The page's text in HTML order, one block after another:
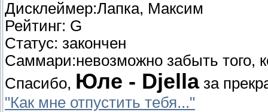
Дисклеймер:Лапка, Максим
Рейтинг: G
Статус: закончен
Саммари:невозможно забыть того,
Спасибо, Юле - Djella за
"Как мне отпустить тебя..."